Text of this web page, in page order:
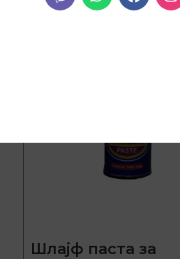
Шлајф паста за